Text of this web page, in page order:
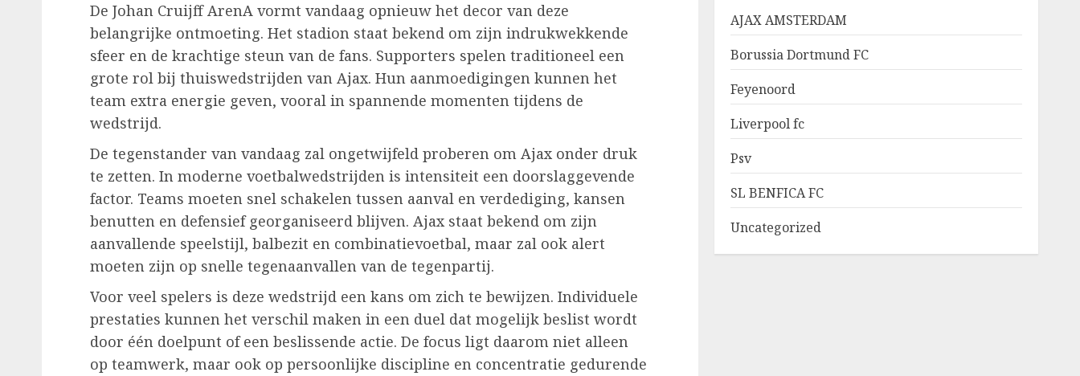
De Johan Cruijff ArenA vormt vandaag opnieuw het decor van deze
belangrijke ontmoeting. Het stadion staat bekend om zijn indrukwekkende
sfeer en de krachtige steun van de fans. Supporters spelen traditioneel een
grote rol bij thuiswedstrijden van Ajax. Hun aanmoedigingen kunnen het
team extra energie geven, vooral in spannende momenten tijdens de
wedstrijd.
De tegenstander van vandaag zal ongetwijfeld proberen om Ajax onder druk
te zetten. In moderne voetbalwedstrijden is intensiteit een doorslaggevende
factor. Teams moeten snel schakelen tussen aanval en verdediging, kansen
benutten en defensief georganiseerd blijven. Ajax staat bekend om zijn
aanvallende speelstijl, balbezit en combinatievoetbal, maar zal ook alert
moeten zijn op snelle tegenaanvallen van de tegenpartij.
Voor veel spelers is deze wedstrijd een kans om zich te bewijzen. Individuele
prestaties kunnen het verschil maken in een duel dat mogelijk beslist wordt
door één doelpunt of een beslissende actie. De focus ligt daarom niet alleen
op teamwerk, maar ook op persoonlijke discipline en concentratie gedurende
AJAX AMSTERDAM
Borussia Dortmund FC
Feyenoord
Liverpool fc
Psv
SL BENFICA FC
Uncategorized